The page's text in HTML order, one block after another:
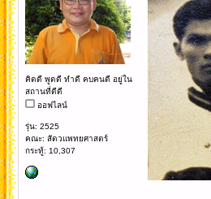
คิดดี พูดดี ทำดี คบคนดี อยู่ใน
สถานที่ดีดี
ออฟไลน์
รุ่น: 2525
คณะ: สัตวแพทยศาสตร์
กระทู้: 10,307